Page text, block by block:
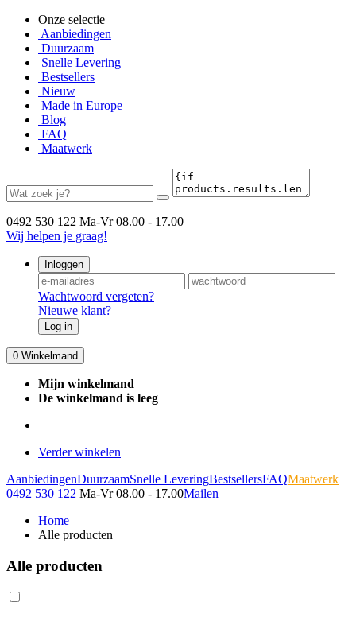
Onze selectie
Aanbiedingen
Duurzaam
Snelle Levering
Bestsellers
Nieuw
Made in Europe
Blog
FAQ
Maatwerk
0492 530 122 Ma-Vr 08.00 - 17.00
Wij helpen je graag!
Inloggen
Wachtwoord vergeten?
Nieuwe klant?
Log in
0 Winkelmand
Mijn winkelmand
De winkelmand is leeg
Verder winkelen
AanbiedingenDuurzaamSnelle LeveringBestsellersFAQMaatwerk
0492 530 122 Ma-Vr 08.00 - 17.00Mailen
Home
Alle producten
Alle producten